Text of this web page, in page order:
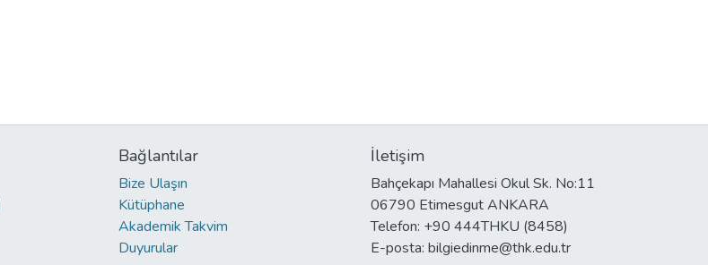
Bağlantılar
Bize Ulaşın
Kütüphane
Akademik Takvim
Duyurular
İletişim
Bahçekapı Mahallesi Okul Sk. No:11
06790 Etimesgut ANKARA
Telefon: +90 444THKU (8458)
E-posta: bilgiedinme@thk.edu.tr